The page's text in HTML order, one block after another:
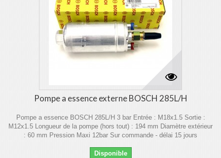
Pompe a essence externe BOSCH 285L/H
Pompe a essence BOSCH 285L/H 3 bar Entrée : M18x1.5 Sortie :
M12x1.5 Longueur de la pompe (hors tout) : 194 mm Diamètre extérieur
: 60 mm Pression Maxi 12bar Sur commande - délai 15 jours
Disponible